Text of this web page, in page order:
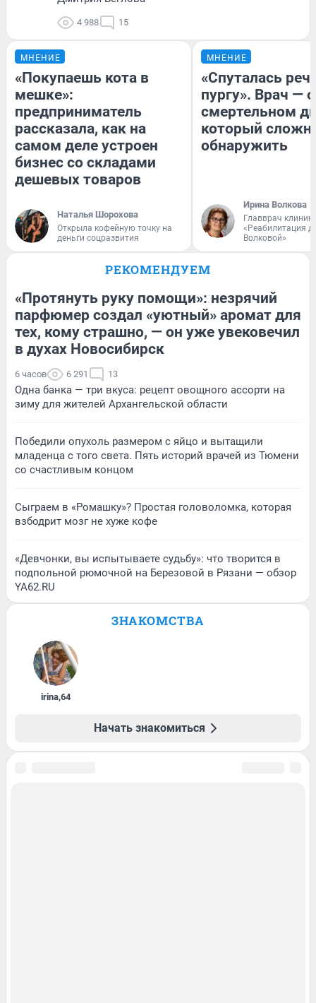
4 988 15
МНЕНИЕ
«Покупаешь кота в
мешке»:
предприниматель
рассказала, как на
самом деле устроен
бизнес со складами
дешевых товаров
Наталья Шорохова
Открыла кофейную точку на
деньги соцразвития
МНЕНИЕ
«Спуталась
пургу». Врач — о
смертельном
который
обнаружить
Ирина Волкова
Главврач
«Реабилитация
Волковой»
РЕКОМЕНДУЕМ
«Протянуть руку помощи»: незрячий
парфюмер создал «уютный» аромат для
тех, кому страшно, — он уже увековечил
в духах Новосибирск
6 часов 6 291 13
Одна банка — три вкуса: рецепт овощного ассорти на
зиму для жителей Архангельской области
Победили опухоль размером с яйцо и вытащили
младенца с того света. Пять историй врачей из Тюмени
со счастливым концом
Сыграем в «Ромашку»? Простая головоломка, которая
взбодрит мозг не хуже кофе
«Девчонки, вы испытываете судьбу»: что творится в
подпольной рюмочной на Березовой в Рязани — обзор
YA62.RU
ЗНАКОМСТВА
irina,64
Начать знакомиться